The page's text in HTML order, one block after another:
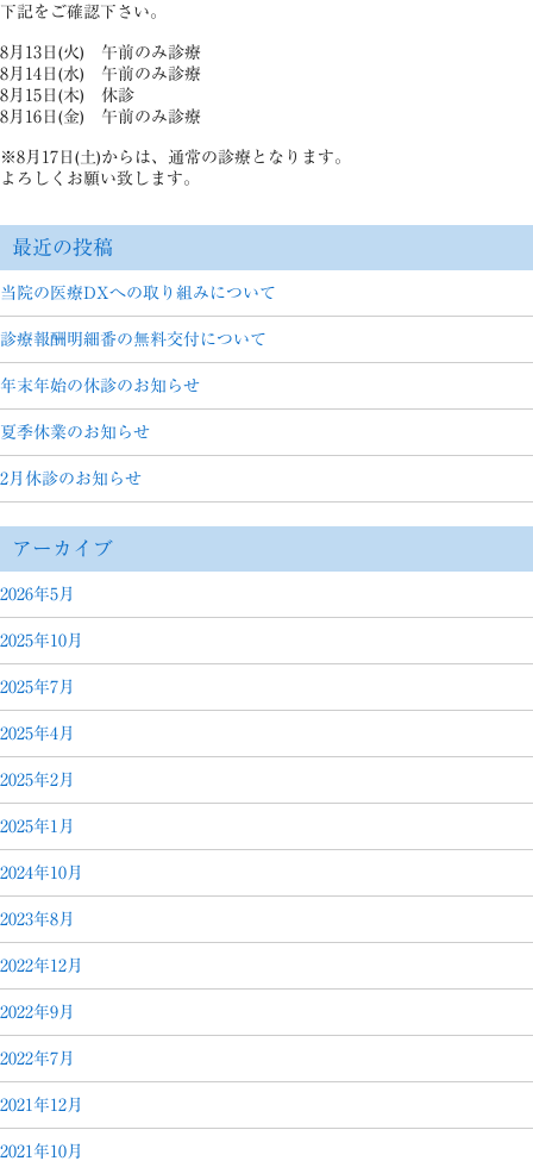
下記をご確認下さい。
8月13日(火) 午前のみ診療
8月14日(水) 午前のみ診療
8月15日(木) 休診
8月16日(金) 午前のみ診療
※8月17日(土)からは、通常の診療となります。
よろしくお願い致します。
最近の投稿
当院の医療DXへの取り組みについて
診療報酬明細番の無料交付について
年末年始の休診のお知らせ
夏季休業のお知らせ
2月休診のお知らせ
アーカイブ
2026年5月
2025年10月
2025年7月
2025年4月
2025年2月
2025年1月
2024年10月
2023年8月
2022年12月
2022年9月
2022年7月
2021年12月
2021年10月